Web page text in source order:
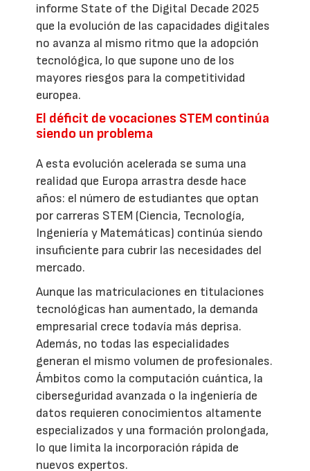
informe State of the Digital Decade 2025
que la evolución de las capacidades digitales
no avanza al mismo ritmo que la adopción
tecnológica, lo que supone uno de los
mayores riesgos para la competitividad
europea.
El déficit de vocaciones STEM continúa
siendo un problema
A esta evolución acelerada se suma una
realidad que Europa arrastra desde hace
años: el número de estudiantes que optan
por carreras STEM (Ciencia, Tecnología,
Ingeniería y Matemáticas) continúa siendo
insuficiente para cubrir las necesidades del
mercado.
Aunque las matriculaciones en titulaciones
tecnológicas han aumentado, la demanda
empresarial crece todavía más deprisa.
Además, no todas las especialidades
generan el mismo volumen de profesionales.
Ámbitos como la computación cuántica, la
ciberseguridad avanzada o la ingeniería de
datos requieren conocimientos altamente
especializados y una formación prolongada,
lo que limita la incorporación rápida de
nuevos expertos.